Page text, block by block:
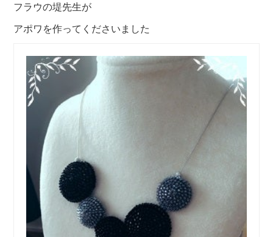
フラウの堤先生が
アポワを作ってくださいました